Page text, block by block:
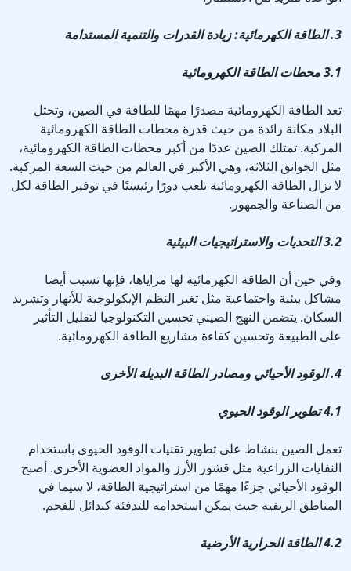
3. الطاقة الكهرمائية: زيادة القدرات والتنمية المستدامة
3.1 محطات الطاقة الكهرومائية
تعد الطاقة الكهرومائية مصدرًا مهمًا للطاقة في الصين، وتحتل
البلاد مكانة رائدة من حيث قدرة محطات الطاقة الكهرومائية
المركبة. تمتلك الصين عددًا من أكبر محطات الطاقة الكهرومائية،
مثل الخوانق الثلاثة، وهي الأكبر في العالم من حيث السعة المركبة.
لا تزال الطاقة الكهرومائية تلعب دورًا رئيسيًا في توفير الطاقة لكل
من الصناعة والجمهور.
3.2 التحديات والاستراتيجيات البيئية
وفي حين أن الطاقة الكهرمائية لها مزاياها، فإنها تسبب أيضا
مشاكل بيئية واجتماعية مثل تغير النظم الإيكولوجية للأنهار وتشريد
السكان. يتضمن النهج الصيني تحسين التكنولوجيا لتقليل التأثير
على الطبيعة وتحسين كفاءة مشاريع الطاقة الكهرومائية.
4. الوقود الأحيائي ومصادر الطاقة البديلة الأخرى
4.1 تطوير الوقود الحيوي
تعمل الصين بنشاط على تطوير تقنيات الوقود الحيوي باستخدام
النفايات الزراعية مثل قشور الأرز والمواد العضوية الأخرى. أصبح
الوقود الأحيائي جزءًا مهمًا من استراتيجية الطاقة، لا سيما في
المناطق الريفية حيث يمكن استخدامه للتدفئة كبدائل للفحم.
4.2 الطاقة الحرارية الأرضية